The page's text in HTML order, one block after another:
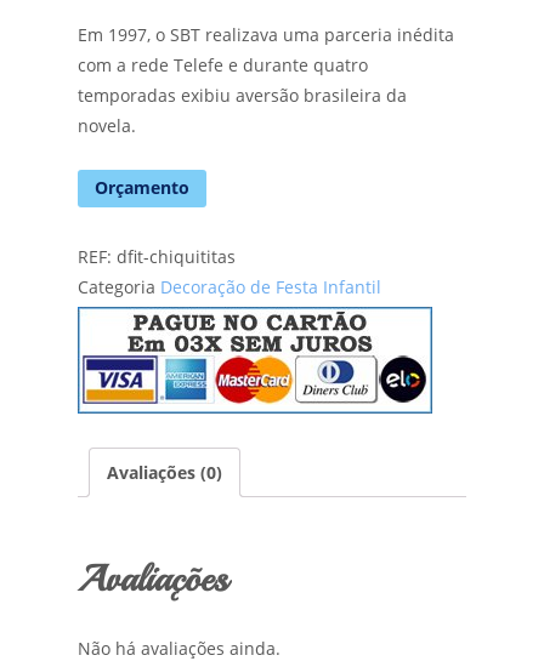
Em 1997, o SBT realizava uma parceria inédita
com a rede Telefe e durante quatro
temporadas exibiu aversão brasileira da
novela.
Orçamento
REF: dfit-chiquititas
Categoria Decoração de Festa Infantil
Avaliações (0)
Avaliações
Não há avaliações ainda.